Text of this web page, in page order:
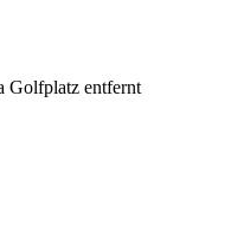
Golfplatz entfernt